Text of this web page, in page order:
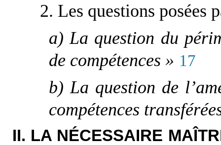
2. Les questions posées
a) La question du
de compétences » 17
b) La question de
compétences
II. LA NÉCESSAIRE